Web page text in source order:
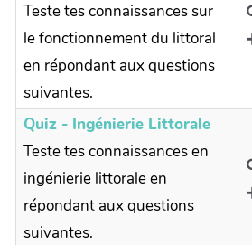
Teste tes connaissances sur
le fonctionnement du littoral
en répondant aux questions
suivantes.
Quiz - Ingénierie Littorale
Teste tes connaissances en
ingénierie littorale en
répondant aux questions
suivantes.